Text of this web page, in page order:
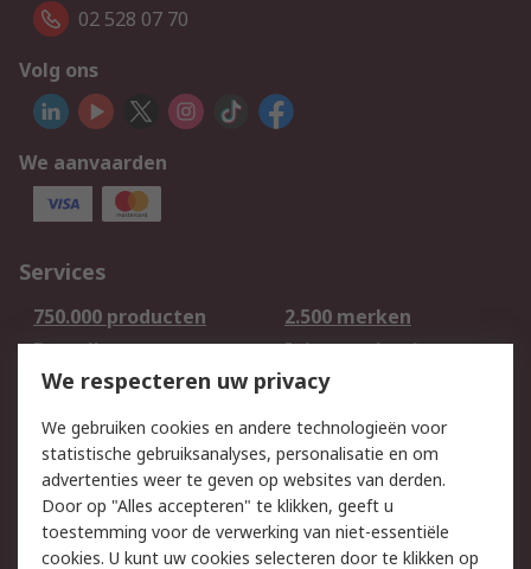
02 528 07 70
Volg ons
We aanvaarden
Services
750.000 producten
2.500 merken
Bestellen
Inkoopoplossingen
Retouren
Technisch advies
Track & Trace
Wettelijk
Cookiebeleid
Email veiligheid
Privacybeleid -
Websitevoorwaarden
We respecteren uw privacy
We gebruiken cookies en andere technologieën voor
statistische gebruiksanalyses, personalisatie en om
advertenties weer te geven op websites van derden.
Door op "Alles accepteren" te klikken, geeft u
toestemming voor de verwerking van niet-essentiële
cookies. U kunt uw cookies selecteren door te klikken op